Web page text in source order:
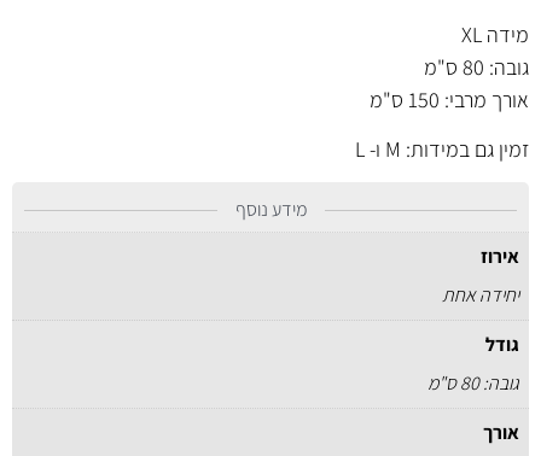
מידה XL
גובה: 80 ס"מ
אורך מרבי: 150 ס"מ
זמין גם במידות: M ו-L
מידע נוסף
אירוז
יחידה אחת
גודל
גובה: 80 ס"מ
אורך